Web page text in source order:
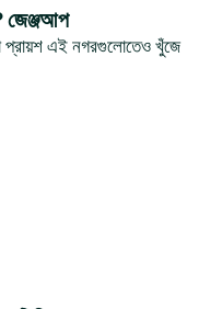
জেঞ্জআপ
প্রায়শ এই নগরগুলোতেও খুঁজে